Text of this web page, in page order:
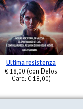
Ultima resistenza
€ 18,00 (con Delos
Card: € 18,00)